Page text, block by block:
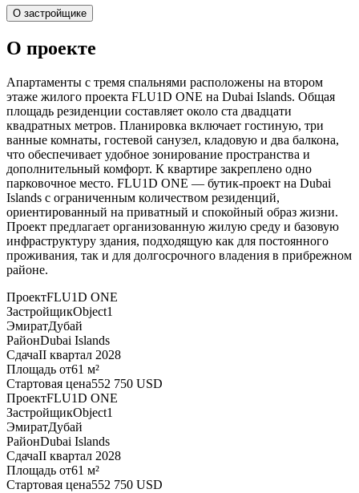
О застройщике
О проекте
Апартаменты с тремя спальнями расположены на втором
этаже жилого проекта FLU1D ONE на Dubai Islands. Общая
площадь резиденции составляет около ста двадцати
квадратных метров. Планировка включает гостиную, три
ванные комнаты, гостевой санузел, кладовую и два балкона,
что обеспечивает удобное зонирование пространства и
дополнительный комфорт. К квартире закреплено одно
парковочное место. FLU1D ONE — бутик-проект на Dubai
Islands с ограниченным количеством резиденций,
ориентированный на приватный и спокойный образ жизни.
Проект предлагает организованную жилую среду и базовую
инфраструктуру здания, подходящую как для постоянного
проживания, так и для долгосрочного владения в прибрежном
районе.
ПроектFLU1D ONE
ЗастройщикObject1
ЭмиратДубай
РайонDubai Islands
СдачаII квартал 2028
Площадь от61 м²
Стартовая цена552 750 USD
ПроектFLU1D ONE
ЗастройщикObject1
ЭмиратДубай
РайонDubai Islands
СдачаII квартал 2028
Площадь от61 м²
Стартовая цена552 750 USD